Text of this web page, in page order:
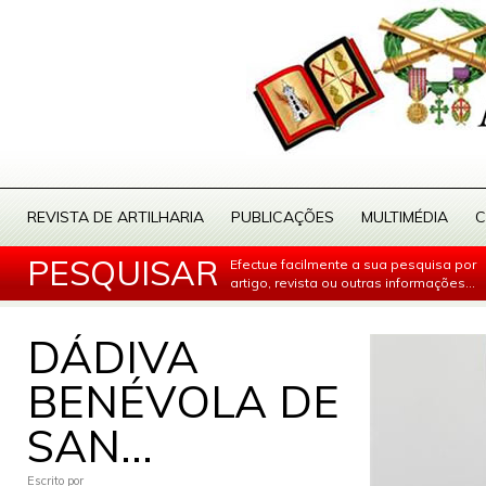
REVISTA DE ARTILHARIA PUBLICAÇÕES MULTIMÉDIA
PESQUISAR
Efectue facilmente a sua pesquisa por
artigo, revista ou outras informações...
DÁDIVA
BENÉVOLA DE
SAN...
Escrito por